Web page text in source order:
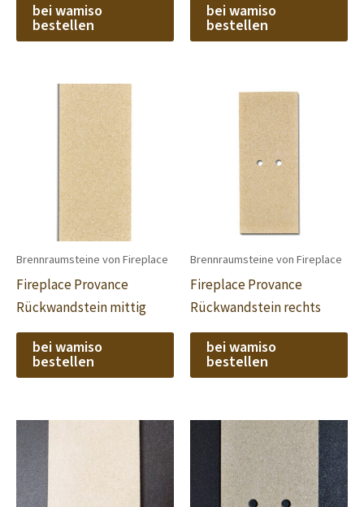
bei wamiso
bestellen
bei wamiso
bestellen
Brennraumsteine von Fireplace
Fireplace Provance
Rückwandstein mittig
bei wamiso
bestellen
Brennraumsteine von Fireplace
Fireplace Provance
Rückwandstein rechts
bei wamiso
bestellen